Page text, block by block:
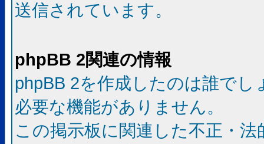
送信されています。
phpBB 2関連の情報
phpBB 2を作成したのは誰でし
必要な機能がありません。
この掲示板に関連した不正・